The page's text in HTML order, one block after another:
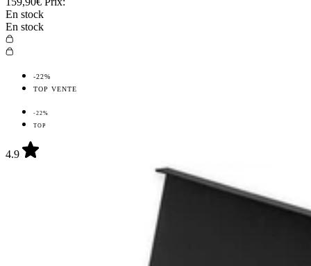
En stock
En stock
-22%
TOP VENTE
-22%
TOP
4.9